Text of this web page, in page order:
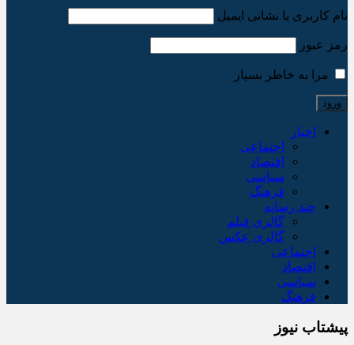
نام کاربری یا نشانی ایمیل
رمز عبور
مرا به خاطر بسپار
اخبار
اجتماعی
اقتصاد
سیاسی
فرهنگ
چند رسانه
گالری فیلم
گالری عکس
اجتماعی
اقتصاد
سیاسی
فرهنگ
پیشتاب نیوز